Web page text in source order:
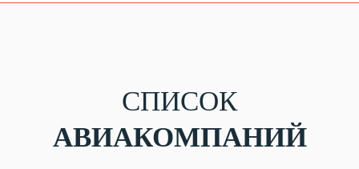
СПИСОК
АВИАКОМПАНИЙ